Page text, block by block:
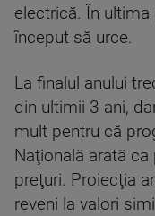
electrică. În
început să urce.
La finalul anului
din ultimii 3 ani,
mult pentru că
Naţională arată
preţuri. Proiecţia
reveni la valori